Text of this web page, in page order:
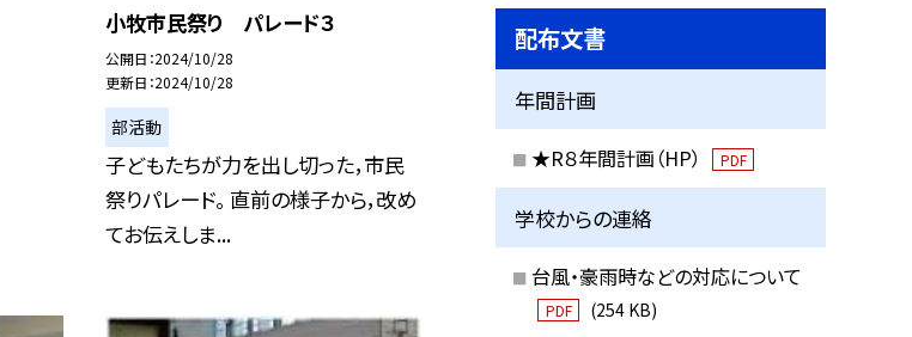
小牧市民祭り パレード３
公開日 2024/10/28
更新日 2024/10/28
部活動
子どもたちが力を出し切った，市民
祭りパレード。 直前の様子から，改め
てお伝えしま...
配布文書
年間計画
★R８年間計画（HP） PDF
学校からの連絡
台風・豪雨時などの対応について
PDF (254 KB)